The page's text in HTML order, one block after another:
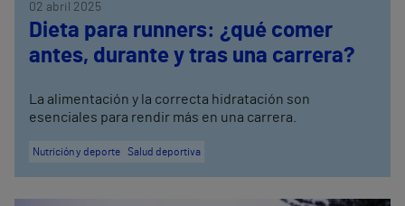
02 abril 2025
Dieta para runners: ¿qué comer
antes, durante y tras una carrera?
La alimentación y la correcta hidratación son
esenciales para rendir más en una carrera.
Nutrición y deporte Salud deportiva